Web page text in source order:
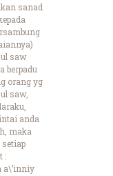
sanad
saw
berpadu
orang yg
saw,
anda
maka
setiap
:
a\’inniy